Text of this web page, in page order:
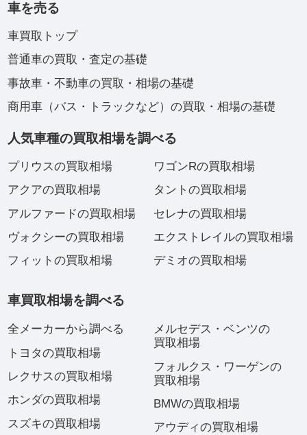
車を売る
車買取トップ
普通車の買取・査定の基礎
事故車・不動車の買取・相場の基礎
商用車（バス・トラックなど）の買取・相場の基礎
人気車種の買取相場を調べる
プリウスの買取相場
アクアの買取相場
アルファードの買取相場
ヴォクシーの買取相場
フィットの買取相場
ワゴンRの買取相場
タントの買取相場
セレナの買取相場
エクストレイルの買取相場
デミオの買取相場
車買取相場を調べる
全メーカーから調べる
トヨタの買取相場
レクサスの買取相場
ホンダの買取相場
スズキの買取相場
メルセデス・ベンツの
買取相場
フォルクス・ワーゲンの
買取相場
BMWの買取相場
アウディの買取相場